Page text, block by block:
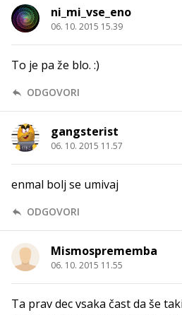
ni_mi_vse_eno
06. 10. 2015 15.39
To je pa že blo. :)
ODGOVORI
gangsterist
06. 10. 2015 11.57
enmal bolj se umivaj
ODGOVORI
Mismosprememba
06. 10. 2015 11.55
Ta prav dec vsaka čast da še